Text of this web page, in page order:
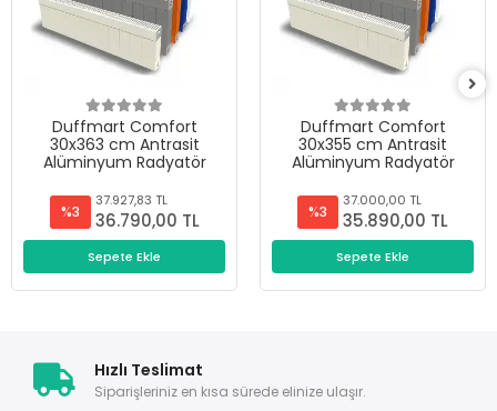
Duffmart Comfort
30x363 cm Antrasit
Alüminyum Radyatör
%3
37.927,83 TL
36.790,00 TL
Sepete Ekle
Duffmart Comfort
30x355 cm Antrasit
Alüminyum Radyatör
%3
37.000,00 TL
35.890,00 TL
Sepete Ekle
Hızlı Teslimat
Siparişleriniz en kısa sürede elinize ulaşır.